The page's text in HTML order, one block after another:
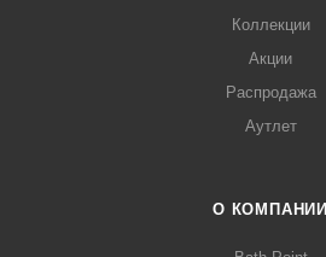
Коллекции
Акции
Распродажа
Аутлет
О КОМПАНИИ